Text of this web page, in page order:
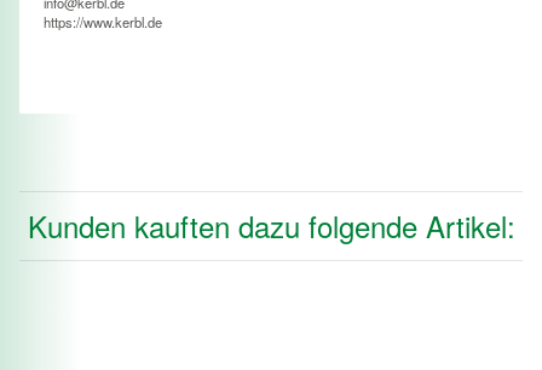
https://www.kerbl.de
Kunden kauften dazu folgende Artikel: